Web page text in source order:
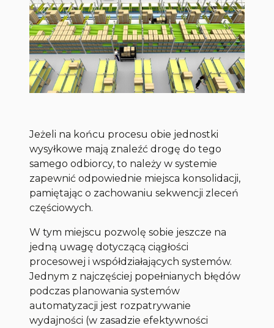
Jeżeli na końcu procesu obie jednostki
wysyłkowe mają znaleźć drogę do tego
samego odbiorcy, to należy w systemie
zapewnić odpowiednie miejsca konsolidacji,
pamiętając o zachowaniu sekwencji zleceń
częściowych.
W tym miejscu pozwolę sobie jeszcze na
jedną uwagę dotyczącą ciągłości
procesowej i współdziałających systemów.
Jednym z najczęściej popełnianych błędów
podczas planowania systemów
automatyzacji jest rozpatrywanie
wydajności (w zasadzie efektywności